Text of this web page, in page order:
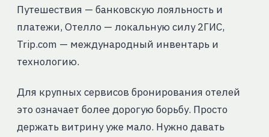
Путешествия — банковскую лояльность и
платежи, Отелло — локальную силу 2ГИС,
Trip.com — международный инвентарь и
технологию.
Для крупных сервисов бронирования отелей
это означает более дорогую борьбу. Просто
держать витрину уже мало. Нужно давать